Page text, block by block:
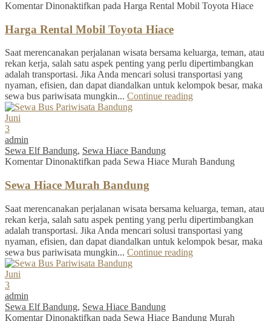
Komentar Dinonaktifkan pada Harga Rental Mobil Toyota Hiace
Harga Rental Mobil Toyota Hiace
Saat merencanakan perjalanan wisata bersama keluarga, teman, atau
rekan kerja, salah satu aspek penting yang perlu dipertimbangkan
adalah transportasi. Jika Anda mencari solusi transportasi yang
nyaman, efisien, dan dapat diandalkan untuk kelompok besar, maka
sewa bus pariwisata mungkin... Continue reading
Juni
3
admin
Sewa Elf Bandung, Sewa Hiace Bandung
Komentar Dinonaktifkan pada Sewa Hiace Murah Bandung
Sewa Hiace Murah Bandung
Saat merencanakan perjalanan wisata bersama keluarga, teman, atau
rekan kerja, salah satu aspek penting yang perlu dipertimbangkan
adalah transportasi. Jika Anda mencari solusi transportasi yang
nyaman, efisien, dan dapat diandalkan untuk kelompok besar, maka
sewa bus pariwisata mungkin... Continue reading
Juni
3
admin
Sewa Elf Bandung, Sewa Hiace Bandung
Komentar Dinonaktifkan pada Sewa Hiace Bandung Murah